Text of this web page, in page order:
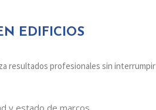
EDIFICIOS
resultados profesionales sin interrumpir